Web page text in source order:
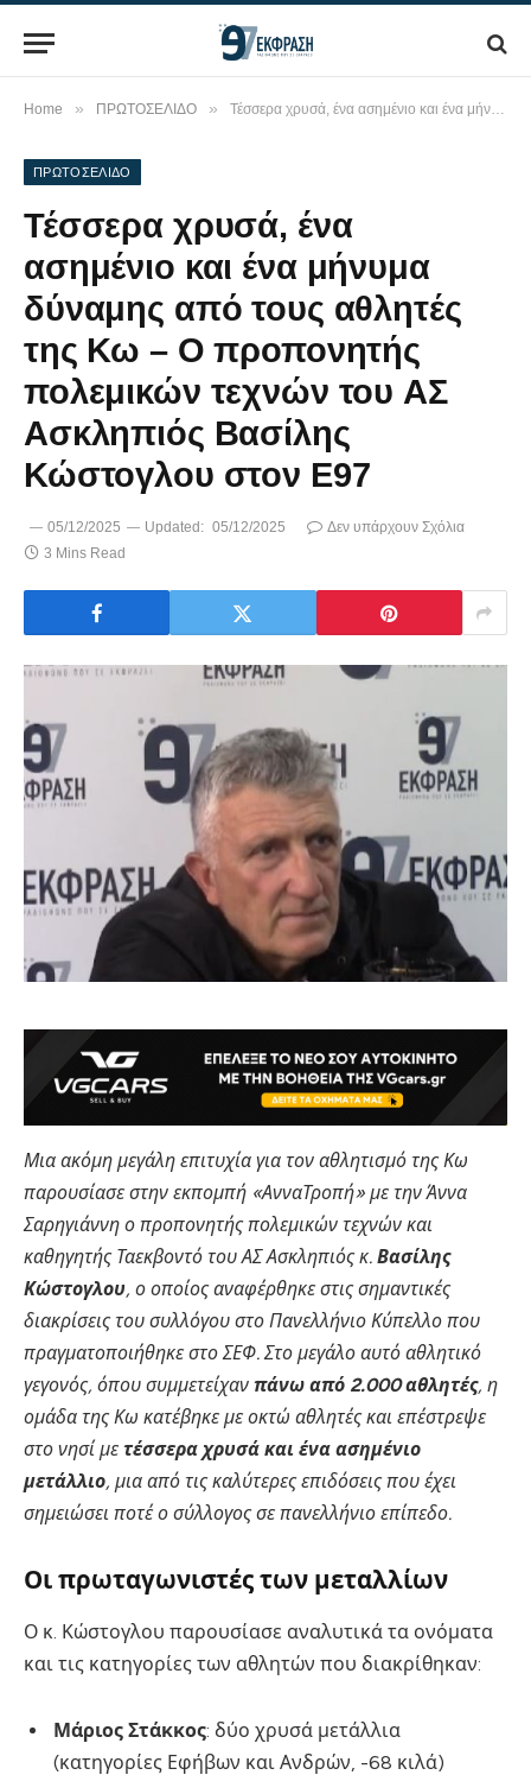
Home » ΠΡΩΤΟΣΕΛΙΔΟ » Τέσσερα χρυσά, ένα ασημένιο και ένα μήνυμα δύναμης από τους αθλητές της Κω – Ο προπονητής πολεμικών τεχνών του ΑΣ Ασκληπιός Βασίλης Κώστογλου στον Ε97
ΠΡΩΤΟΣΕΛΙΔΟ
Τέσσερα χρυσά, ένα
ασημένιο και ένα μήνυμα
δύναμης από τους αθλητές
της Κω – Ο προπονητής
πολεμικών τεχνών του ΑΣ
Ασκληπιός Βασίλης
Κώστογλου στον Ε97
05/12/2025 Updated: 05/12/2025
Δεν υπάρχουν Σχόλια
3 Mins Read
Μια ακόμη μεγάλη επιτυχία για τον αθλητισμό της Κω
παρουσίασε στην εκπομπή «ΑνναΤροπή» με την Άννα
Σαρηγιάννη ο προπονητής πολεμικών τεχνών και
καθηγητής Ταεκβοντό του ΑΣ Ασκληπιός κ. Βασίλης
Κώστογλου, ο οποίος αναφέρθηκε στις σημαντικές
διακρίσεις του συλλόγου στο Πανελλήνιο Κύπελλο που
πραγματοποιήθηκε στο ΣΕΦ. Στο μεγάλο αυτό αθλητικό
γεγονός, όπου συμμετείχαν πάνω από 2.000 αθλητές, η
ομάδα της Κω κατέβηκε με οκτώ αθλητές και επέστρεψε
στο νησί με τέσσερα χρυσά και ένα ασημένιο
μετάλλιο, μια από τις καλύτερες επιδόσεις που έχει
σημειώσει ποτέ ο σύλλογος σε πανελλήνιο επίπεδο.
Οι πρωταγωνιστές των μεταλλίων
Ο κ. Κώστογλου παρουσίασε αναλυτικά τα ονόματα
και τις κατηγορίες των αθλητών που διακρίθηκαν:
Μάριος Στάκκος: δύο χρυσά μετάλλια
(κατηγορίες Εφήβων και Ανδρών, -68 κιλά)